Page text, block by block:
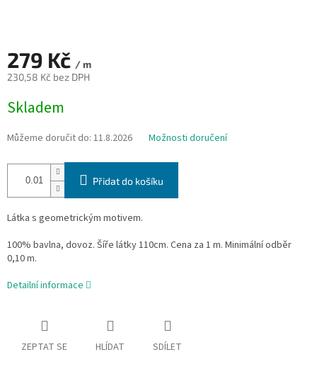
279 Kč / m
230,58 Kč bez DPH
cena:
Skladem
Můžeme doručit do: 11.8.2026 Možnosti doručení
Přidat do košíku
Látka s geometrickým motivem.
100% bavlna, dovoz. Šíře látky 110cm. Cena za 1 m. Minimální odběr
0,10 m.
Detailní informace
ZEPTAT SE HLÍDAT SDÍLET